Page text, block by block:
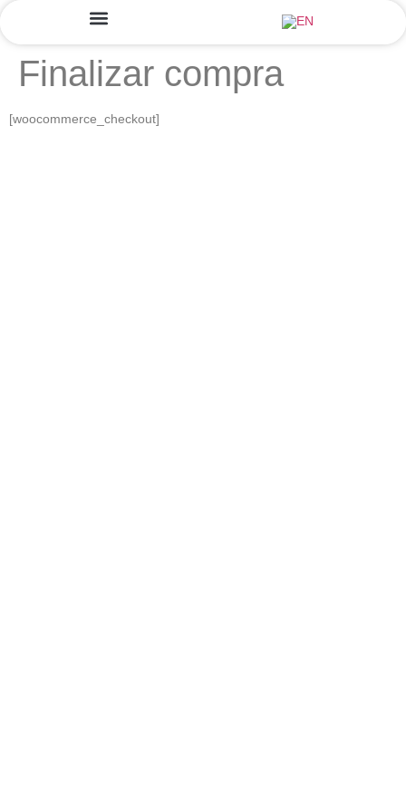
Finalizar compra
[woocommerce_checkout]